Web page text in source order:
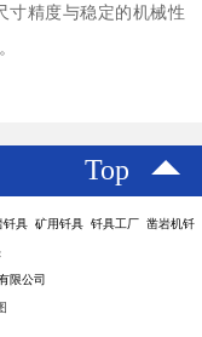
寸精度与稳定的机械性
Top
钎具 矿用钎具 钎具工厂 凿岩机钎
限公司